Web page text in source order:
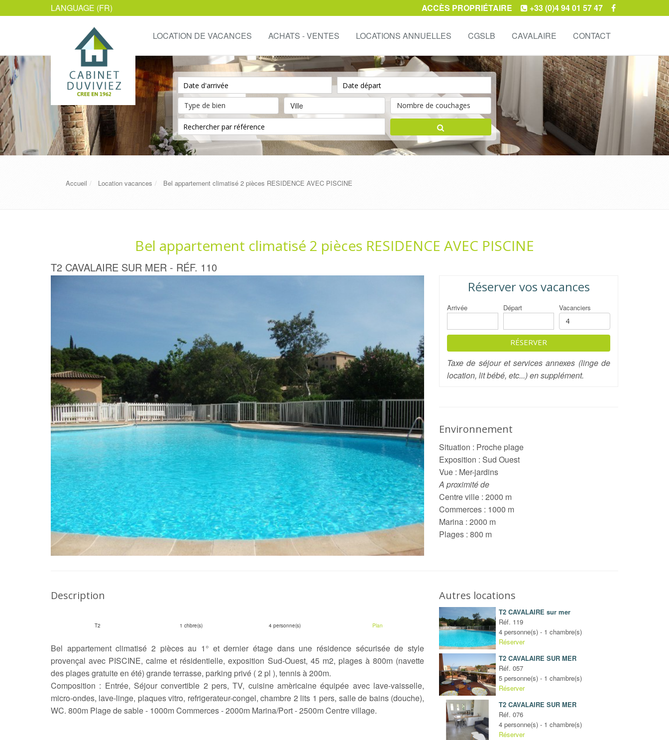
LANGUAGE (FR) ACCÈS PROPRIÉTAIRE +33 (0)4 94 01 57 47
LOCATION DE VACANCES ACHATS - VENTES LOCATIONS ANNUELLES CGSLB CAVALAIRE CONTACT
Ville
Accueil Location vacances Bel appartement climatisé 2 pièces RESIDENCE AVEC PISCINE
Bel appartement climatisé 2 pièces RESIDENCE AVEC PISCINE
T2 CAVALAIRE SUR MER - RÉF. 110
Réserver vos vacances
Arrivée Départ Vacanciers
RÉSERVER
Taxe de séjour et services annexes (linge de
location, lit bébé, etc...) en supplément.
Environnement
Situation : Proche plage
Exposition : Sud Ouest
Vue : Mer-jardins
A proximité de
Centre ville : 2000 m
Commerces : 1000 m
Marina : 2000 m
Plages : 800 m
Description
T2 1 chbre(s) 4 personne(s) Plan
Bel appartement climatisé 2 pièces au 1° et dernier étage dans une résidence sécurisée de style
provençal avec PISCINE, calme et résidentielle, exposition Sud-Ouest, 45 m2, plages à 800m (navette
des plages gratuite en été) grande terrasse, parking privé ( 2 pl ), tennis à 200m.
Composition : Entrée, Séjour convertible 2 pers, TV, cuisine amèricaine équipée avec lave-vaisselle,
micro-ondes, lave-linge, plaques vitro, refrigerateur-congel, chambre 2 lits 1 pers, salle de bains (douche),
WC. 800m Plage de sable - 1000m Commerces - 2000m Marina/Port - 2500m Centre village.
Autres locations
T2 CAVALAIRE sur mer
Réf. 119
4 personne(s) - 1 chambre(s)
Réserver
T2 CAVALAIRE SUR MER
Réf. 057
5 personne(s) - 1 chambre(s)
Réserver
T2 CAVALAIRE SUR MER
Réf. 076
4 personne(s) - 1 chambre(s)
Réserver